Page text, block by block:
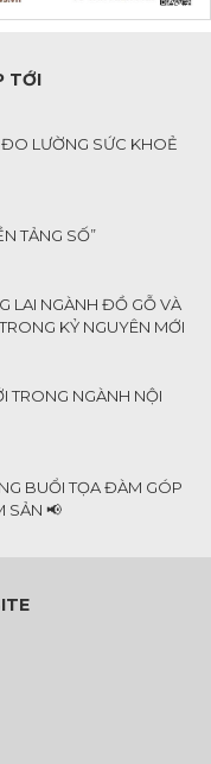
TỚI
LƯỜNG SỨC KHOẺ
TẢNG SỐ”
LAI NGÀNH ĐỒ GỖ VÀ
KỶ NGUYÊN MỚI
TRONG NGÀNH NỘI
BUỔI TỌA ĐÀM GÓP
SẢN 📢